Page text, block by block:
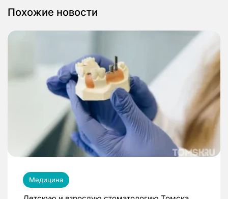
Похожие новости
Медицина